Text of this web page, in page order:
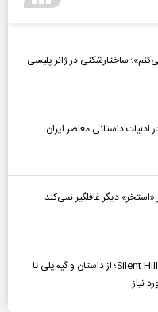
ساختارشکنی در ژانر پلیسی
ادبیات داستانی معاصر ایران
دیگر غافلگیر نمی‌کند
بررسی بازی Silent Hill: Townfall؛ از داستان و گیم‌پلی تا
نیاز